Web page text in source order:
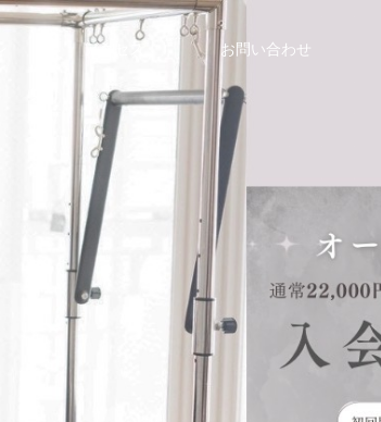
アクセス お問い合わせ